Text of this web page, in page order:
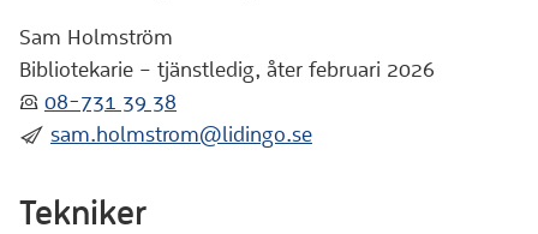
Sam Holmström
Bibliotekarie – tjänstledig, åter februari 2026
:telefon: 08-731 39 38
:skicka: sam.holmstrom@lidingo.se
Tekniker